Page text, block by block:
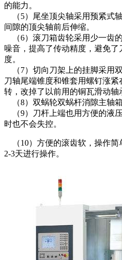
的能力。
（5）尾坐顶尖轴采用预紧式
间隙的顶尖轴前后伸缩。
（6）滚刀箱齿轮采用少一齿
噪音，提高了传动精度，避免
度。
（7）切向刀架上的挂脚采用
刀轴尾端锥度和锥套用螺钉涨
转，改掉了以前用的铜瓦滑动轴
（8）双蜗轮双蜗杆消隙主轴
（9）刀杆上端也用方便的液
时也不会失控。
（10）方便的滚齿软，操作简
2-3天进行操作。